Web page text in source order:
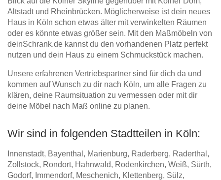
Altstadt und Rheinbrücken. Möglicherweise ist dein neues
Haus in Köln schon etwas älter mit verwinkelten Räumen
oder es könnte etwas größer sein. Mit den Maßmöbeln von
deinSchrank.de kannst du den vorhandenen Platz perfekt
nutzen und dein Haus zu einem Schmuckstück machen.
Unsere erfahrenen Vertriebspartner sind für dich da und
kommen auf Wunsch zu dir nach Köln, um alle Fragen zu
klären, deine Raumsituation zu vermessen oder mit dir
deine Möbel nach Maß online zu planen.
Wir sind in folgenden Stadtteilen in Köln:
Innenstadt, Bayenthal, Marienburg, Raderberg, Raderthal,
Zollstock, Rondort, Hahnwald, Rodenkirchen, Weiß, Sürth,
Godorf, Immendorf, Meschenich, Klettenberg, Sülz,